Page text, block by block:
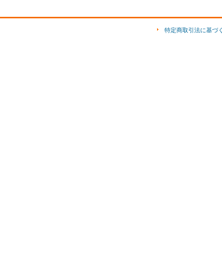
特定商取引法に基づ